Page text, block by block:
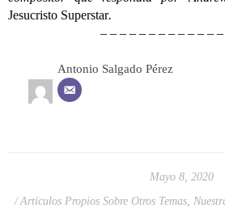
Jesucristo Superstar.
– – – – – – – – – – – –
Antonio Salgado Pérez
Mayo 8, 2020
Artículos Propios Sobre Otros Temas